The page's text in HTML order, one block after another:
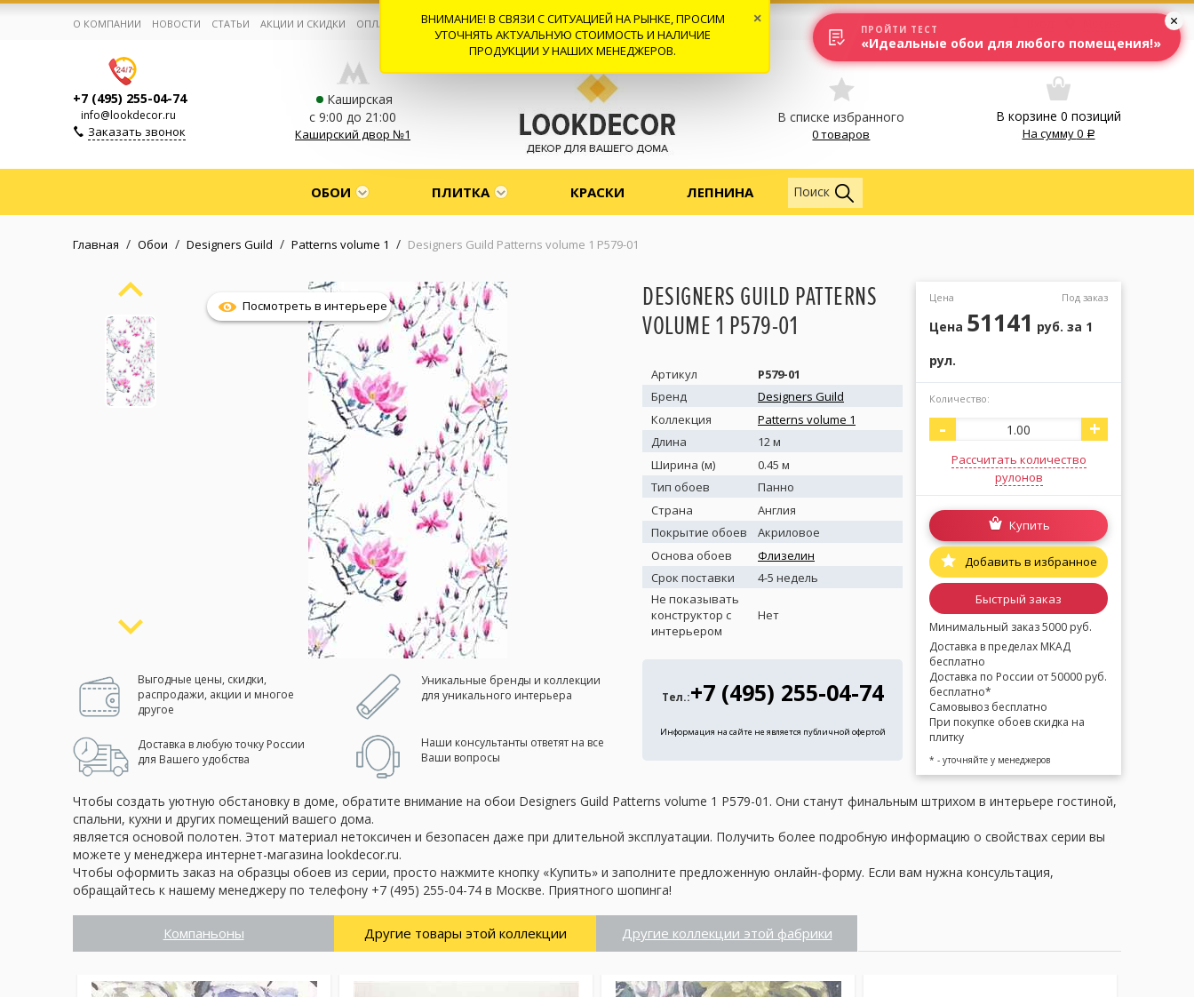
Корзина:0
Избранное:0 товаров
Каталог
Компания
Личный кабинет
Заказать обратный звонок
О КОМПАНИИ НОВОСТИ СТАТЬИ АКЦИИ И СКИДКИ ОПЛАТА И ДОСТАВКА СОТРУДНИЧЕСТВО КОНТАКТЫ ОТЗЫВЫ
+7 (495) 255-04-74
info@lookdecor.ru
Заказать звонок
Каширская
с 9:00 до 21:00
Каширский двор №1
В списке избранного
0 товаров
В корзине 0 позиций
На сумму0
ОБОИ ПЛИТКА КРАСКИ ЛЕПНИНА Обои
Поиск
Главная / Обои / Designers Guild / Patterns volume 1 / Designers Guild Patterns volume 1 P579-01
Посмотреть в интерьере
Выгодные цены, скидки,
распродажи, акции и многое
другое
Уникальные бренды и коллекции
для уникального интерьера
Доставка в любую точку России
для Вашего удобства
Наши консультанты ответят на все
Ваши вопросы
DESIGNERS GUILD PATTERNS
VOLUME 1 P579-01
Артикул
P579-01
Бренд
Designers Guild
Коллекция
Patterns volume 1
Длина
12 м
Ширина (м)
0.45 м
Тип обоев
Панно
Страна
Англия
Покрытие обоев
Акриловое
Основа обоев
Флизелин
Срок поставки
4-5 недель
Не показывать
конструктор с
интерьером
Нет
Тел.:+7 (495) 255-04-74
Информация на сайте не является публичной офертой
Цена Под заказ
Цена 51141 руб. за 1
рул.
Количество:
- +
Рассчитать количество
рулонов
Купить
Добавить в избранное
Быстрый заказ
Минимальный заказ 5000 руб.
Доставка в пределах МКАД
бесплатно
Доставка по России от 50000 руб.
бесплатно*
Самовывоз бесплатно
При покупке обоев скидка на
плитку
* - уточняйте у менеджеров
Чтобы создать уютную обстановку в доме, обратите внимание на обои Designers Guild Patterns volume 1 P579-01. Они станут финальным штрихом в интерьере гостиной,
спальни, кухни и других помещений вашего дома.
является основой полотен. Этот материал нетоксичен и безопасен даже при длительной эксплуатации. Получить более подробную информацию о свойствах серии вы
можете у менеджера интернет-магазина lookdecor.ru.
Чтобы оформить заказ на образцы обоев из серии, просто нажмите кнопку «Купить» и заполните предложенную онлайн-форму. Если вам нужна консультация,
обращайтесь к нашему менеджеру по телефону +7 (495) 255-04-74 в Москве. Приятного шопинга!
Компаньоны Другие товары этой коллекции Другие коллекции этой фабрики
ВНИМАНИЕ! В СВЯЗИ С СИТУАЦИЕЙ НА РЫНКЕ, ПРОСИМ
УТОЧНЯТЬ АКТУАЛЬНУЮ СТОИМОСТЬ И НАЛИЧИЕ
ПРОДУКЦИИ У НАШИХ МЕНЕДЖЕРОВ.
×
ПРОЙТИ ТЕСТ
«Идеальные обои для любого помещения!»